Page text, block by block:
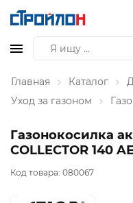
Главная Каталог
Уход за газоном
Газонокосилка
COLLECTOR 140
Код товара: 080067